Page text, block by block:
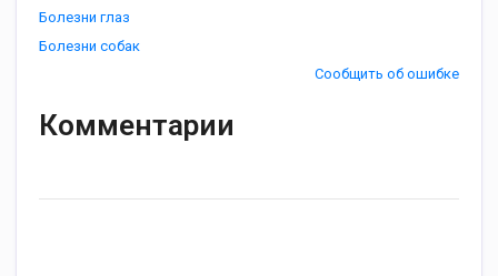
Болезни глаз
Болезни собак
Сообщить об ошибке
Комментарии